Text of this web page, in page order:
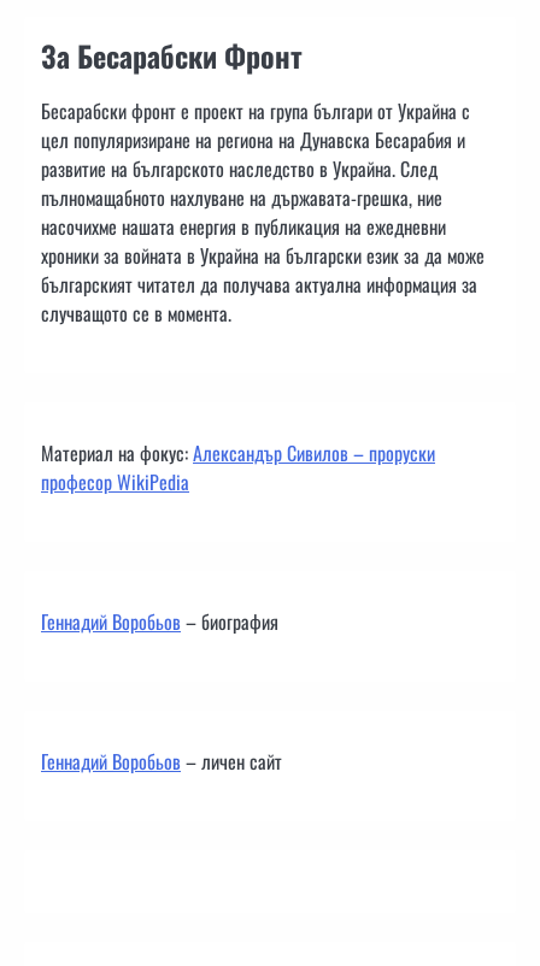
За Бесарабски Фронт
Бесарабски фронт е проект на група българи от Украйна с
цел популяризиране на региона на Дунавска Бесарабия и
развитие на българското наследство в Украйна. След
пълномащабното нахлуване на държавата-грешка, ние
насочихме нашата енергия в публикация на ежедневни
хроники за войната в Украйна на български език за да може
българският читател да получава актуална информация за
случващото се в момента.
Материал на фокус:Александър Сивилов – проруски
професор WikiPedia
Геннадий Воробьов– биография
Геннадий Воробьов– личен сайт